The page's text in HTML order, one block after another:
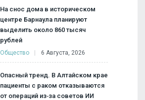
На снос дома в историческом
центре Барнаула планируют
выделить около 860 тысяч
рублей
Общество 6 Августа, 2026
Опасный тренд. В Алтайском крае
пациенты с раком отказываются
от операций из‑за советов ИИ